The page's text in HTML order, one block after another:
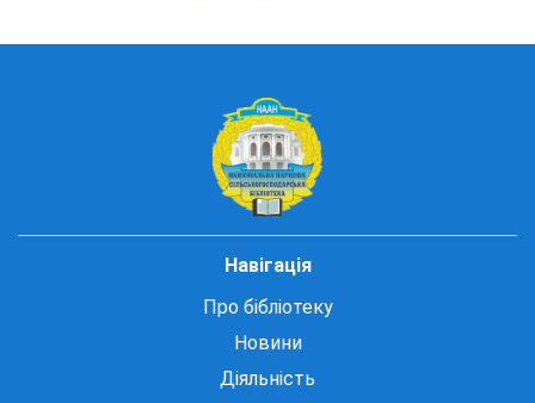
Навігація
Про бібліотеку
Новини
Діяльність